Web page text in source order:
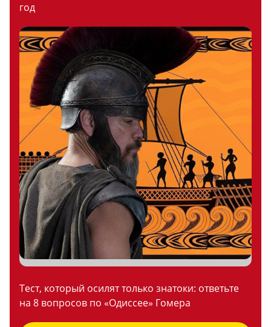
год
Тест, который осилят только знатоки: ответьте
на 8 вопросов по «Одиссее» Гомера